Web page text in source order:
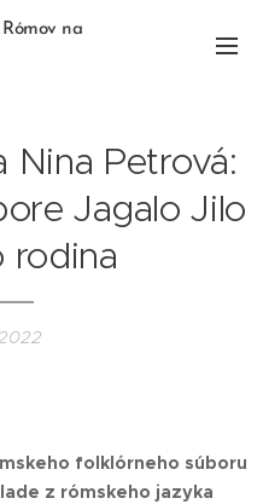
na
Nina Petrová:
Jagalo Jilo
rodina
folklórneho súboru
z rómskeho jazyka